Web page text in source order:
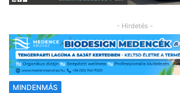
- Hirdetés -
MINDENMÁS